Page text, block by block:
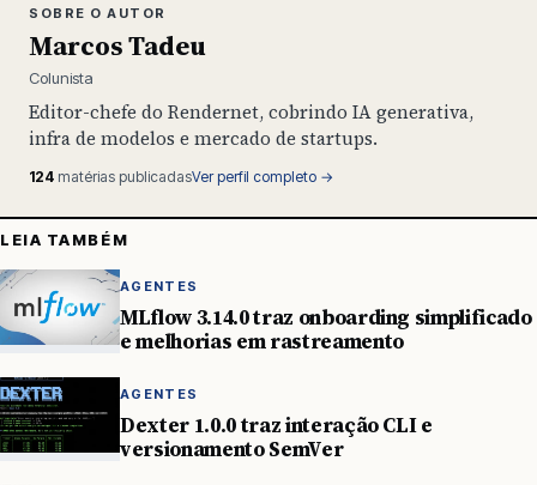
SOBRE O AUTOR
Marcos Tadeu
Colunista
Editor-chefe do Rendernet, cobrindo IA generativa,
infra de modelos e mercado de startups.
124 matérias publicadasVer perfil completo →
LEIA TAMBÉM
AGENTES
MLflow 3.14.0 traz onboarding simplificado
e melhorias em rastreamento
AGENTES
Dexter 1.0.0 traz interação CLI e
versionamento SemVer